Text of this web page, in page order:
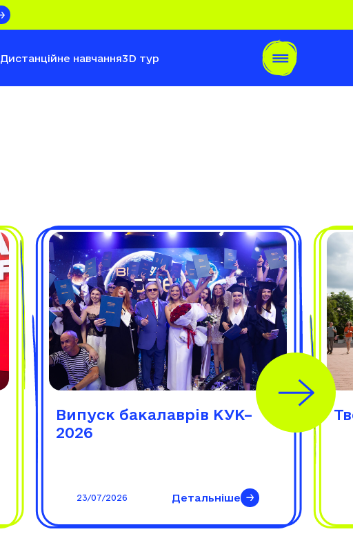
Дистанційне навчання3D тур
Випуск бакалаврів КУК–
2026
23/07/2026 Детальніше